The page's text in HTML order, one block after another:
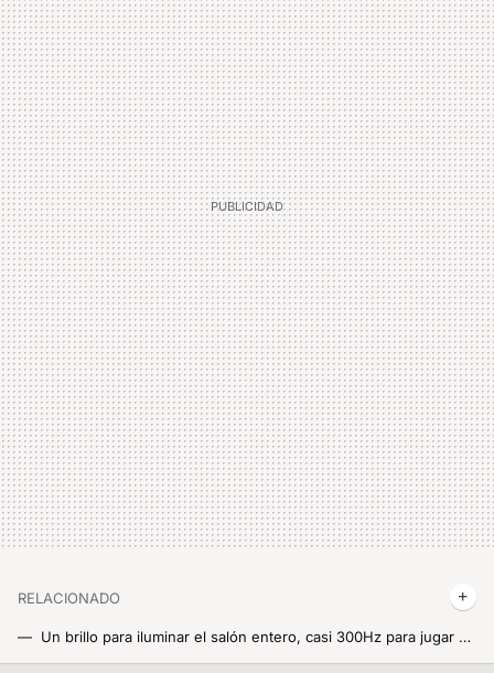
RELACIONADO
Un brillo para iluminar el salón entero, casi 300Hz para jugar online y hasta 100 pulgadas para parecer que estás en el cine: Nuevas Xiaomi TV S Mini LED 2026